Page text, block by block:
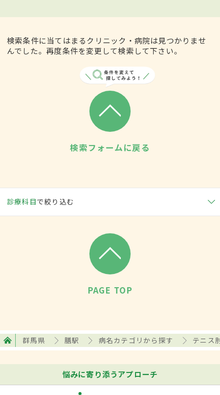
検索条件に当てはまるクリニック・病院は見つかりませ
んでした。再度条件を変更して検索して下さい。
検索フォームに戻る
診療科目で絞り込む
PAGE TOP
群馬県 膳駅 病名カテゴリから探す テニス
悩みに寄り添うアプローチ